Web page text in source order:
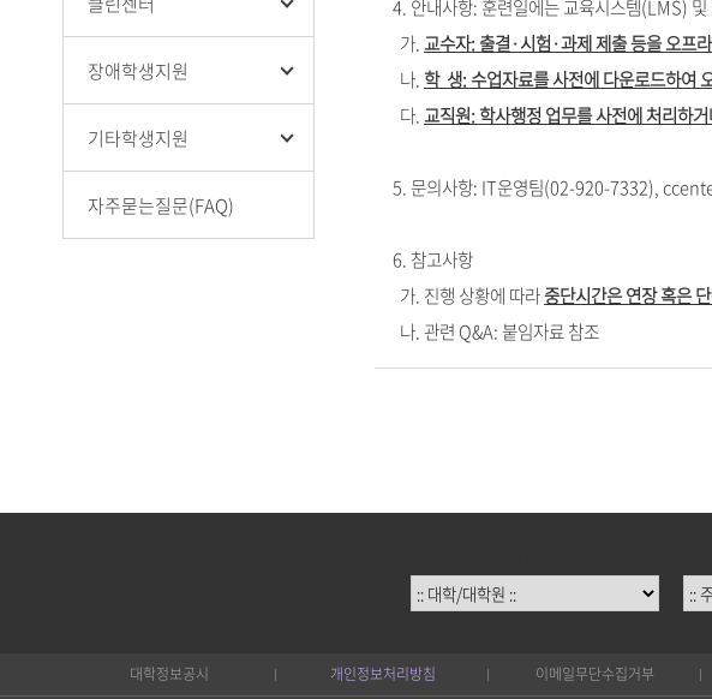
장애학생지원
기타학생지원
자주묻는질문(FAQ)
4. 안내사항: 훈련일에는 교육시스템(LMS)
가.교수자: 출결·시험·과제 제출 등을 오프
나. 학 생: 수업자료를 사전에 다운로드하여
다.교직원: 학사행정 업무를 사전에 처리하
5. 문의사항: IT운영팀(02-920-7332),
6. 참고사항
가. 진행 상황에 따라중단시간은 연장 혹은
나. 관련 Q&A: 붙임자료 참조
대학정보공시 개인정보처리방침 이메일무단수집거부